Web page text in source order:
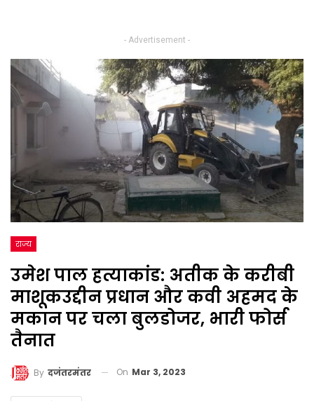
- Advertisement -
राज्य
उमेश पाल हत्याकांड: अतीक के करीबी
माशूकउद्दीन प्रधान और कवी अहमद के
मकान पर चला बुलडोजर, भारी फोर्स
तैनात
By दजंतरमंतर On Mar 3, 2023